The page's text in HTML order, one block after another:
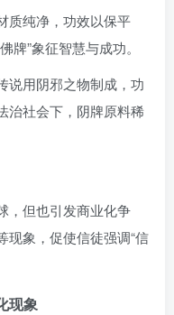
质纯净，功效以保平
牌”象征智慧与成功。
说用阴邪之物制成，功
治社会下，阴牌原料稀
，但也引发商业化争
现象，促使信徒强调“信
现象